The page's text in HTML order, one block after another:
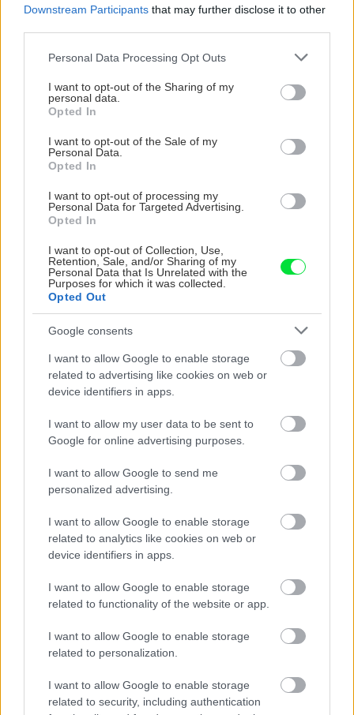
Downstream Participants that may further disclose it to other
Please note that this website/app uses one or more Google
not limited to your visit or usage behaviour. You may click to
grant or deny consent to Google and its third-party tags to
use your data for below specified purposes in below Google
consent section.
Personal Data Processing Opt Outs
I want to opt-out of the Sharing of my
personal data.
Opted In
I want to opt-out of the Sale of my
Personal Data.
Opted In
I want to opt-out of processing my
Personal Data for Targeted Advertising.
Opted In
I want to opt-out of Collection, Use,
Retention, Sale, and/or Sharing of my
Personal Data that Is Unrelated with the
Purposes for which it was collected.
Opted Out
Google consents
I want to allow Google to enable storage
related to advertising like cookies on web or
device identifiers in apps.
I want to allow my user data to be sent to
Google for online advertising purposes.
I want to allow Google to send me
personalized advertising.
I want to allow Google to enable storage
related to analytics like cookies on web or
device identifiers in apps.
I want to allow Google to enable storage
related to functionality of the website or app.
I want to allow Google to enable storage
related to personalization.
I want to allow Google to enable storage
related to security, including authentication
Nemusí to byť len
krások, ktoré rozžiaria
vašu záhradu
rastliny? Pravda vás
možno prekvapí
CHALUPA
Na Morave prerobila
nepoznanie: Keď
vojdete dnu, zabudnete,
Slovák sa nebál a v
Čičmanoch si postavil
duchu tradícií
Temné stránky chalúp:
10 najčastejších
skrytých chýb, ktoré
vás môžu nepríjemne
Žena, búracie kladivo a
premena zrubu z roku
1654 sa nevidí každý